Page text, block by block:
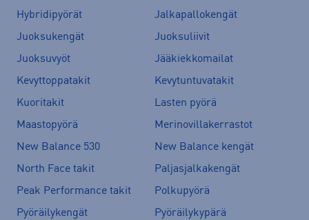
Hybridipyörät
Jalkapallokengät
Juoksukengät
Juoksuliivit
Juoksuvyöt
Jääkiekkomailat
Kevyttoppatakit
Kevytuntuvatakit
Kuoritakit
Lasten pyörä
Maastopyörä
Merinovillakerrastot
New Balance 530
New Balance kengät
North Face takit
Paljasjalkakengät
Peak Performance takit
Polkupyörä
Pyöräilykengät
Pyöräilykypärä